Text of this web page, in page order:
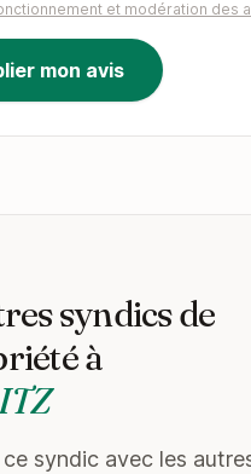
et modération des
mon avis
syndics de
à
syndic avec les